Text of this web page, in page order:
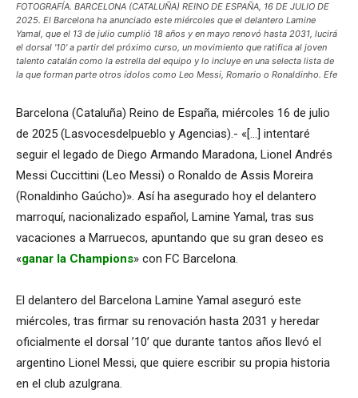
FOTOGRAFÍA. BARCELONA (CATALUÑA) REINO DE ESPAÑA, 16 DE JULIO DE
2025. El Barcelona ha anunciado este miércoles que el delantero Lamine
Yamal, que el 13 de julio cumplió 18 años y en mayo renovó hasta 2031, lucirá
el dorsal '10' a partir del próximo curso, un movimiento que ratifica al joven
talento catalán como la estrella del equipo y lo incluye en una selecta lista de
la que forman parte otros ídolos como Leo Messi, Romario o Ronaldinho. Efe
Barcelona (Cataluña) Reino de España, miércoles 16 de julio
de 2025 (Lasvocesdelpueblo y Agencias).- «[…] intentaré
seguir el legado de Diego Armando Maradona, Lionel Andrés
Messi Cuccittini (Leo Messi) o Ronaldo de Assis Moreira
(Ronaldinho Gaúcho)». Así ha asegurado hoy el delantero
marroquí, nacionalizado español, Lamine Yamal, tras sus
vacaciones a Marruecos, apuntando que su gran deseo es
«ganar la Champions» con FC Barcelona.
El delantero del Barcelona Lamine Yamal aseguró este
miércoles, tras firmar su renovación hasta 2031 y heredar
oficialmente el dorsal ’10’ que durante tantos años llevó el
argentino Lionel Messi, que quiere escribir su propia historia
en el club azulgrana.